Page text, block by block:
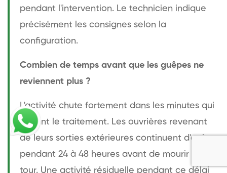
pendant l'intervention. Le technicien indique
précisément les consignes selon la
configuration.
Combien de temps avant que les guêpes ne
reviennent plus ?
L'activité chute fortement dans les minutes qui
suivent le traitement. Les ouvrières revenant
de leurs sorties extérieures continuent d'arriver
pendant 24 à 48 heures avant de mourir à leur
tour. Une activité résiduelle pendant ce délai